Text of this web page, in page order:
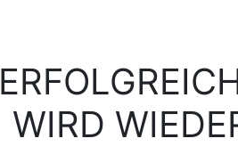
WIRD